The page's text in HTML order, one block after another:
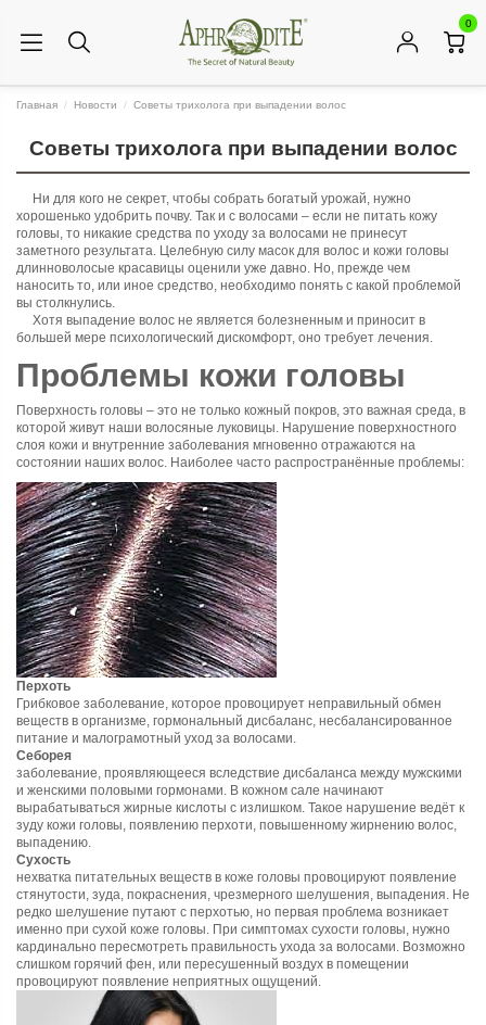
0
Главная Новости Советы трихолога при выпадении волос
Советы трихолога при выпадении волос
Ни для кого не секрет, чтобы собрать богатый урожай, нужно
хорошенько удобрить почву. Так и с волосами – если не питать кожу
головы, то никакие средства по уходу за волосами не принесут
заметного результата. Целебную силу масок для волос и кожи головы
длинноволосые красавицы оценили уже давно. Но, прежде чем
наносить то, или иное средство, необходимо понять с какой проблемой
вы столкнулись.
Хотя выпадение волос не является болезненным и приносит в
большей мере психологический дискомфорт, оно требует лечения.
Проблемы кожи головы
Поверхность головы – это не только кожный покров, это важная среда, в
которой живут наши волосяные луковицы. Нарушение поверхностного
слоя кожи и внутренние заболевания мгновенно отражаются на
состоянии наших волос. Наиболее часто распространённые проблемы:
Перхоть
Грибковое заболевание, которое провоцирует неправильный обмен
веществ в организме, гормональный дисбаланс, несбалансированное
питание и малограмотный уход за волосами.
Себорея
заболевание, проявляющееся вследствие дисбаланса между мужскими
и женскими половыми гормонами. В кожном сале начинают
вырабатываться жирные кислоты с излишком. Такое нарушение ведёт к
зуду кожи головы, появлению перхоти, повышенному жирнению волос,
выпадению.
Сухость
нехватка питательных веществ в коже головы провоцируют появление
стянутости, зуда, покраснения, чрезмерного шелушения, выпадения. Не
редко шелушение путают с перхотью, но первая проблема возникает
именно при сухой коже головы. При симптомах сухости головы, нужно
кардинально пересмотреть правильность ухода за волосами. Возможно
слишком горячий фен, или пересушенный воздух в помещении
провоцируют появление неприятных ощущений.